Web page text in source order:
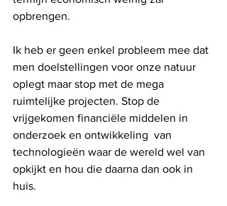
opbrengen.
Ik heb er geen enkel probleem mee dat
men doelstellingen voor onze natuur
oplegt maar stop met de mega
ruimtelijke projecten. Stop de
vrijgekomen financiële middelen in
onderzoek en ontwikkeling  van
technologieën waar de wereld wel van
opkijkt en hou die daarna dan ook in
huis.